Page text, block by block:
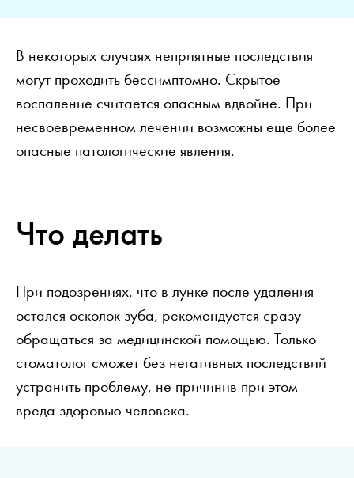
В некоторых случаях неприятные последствия
могут проходить бессимптомно. Скрытое
воспаление считается опасным вдвойне. При
несвоевременном лечении возможны еще более
опасные патологические явления.
Что делать
При подозрениях, что в лунке после удаления
остался осколок зуба, рекомендуется сразу
обращаться за медицинской помощью. Только
стоматолог сможет без негативных последствий
устранить проблему, не причинив при этом
вреда здоровью человека.